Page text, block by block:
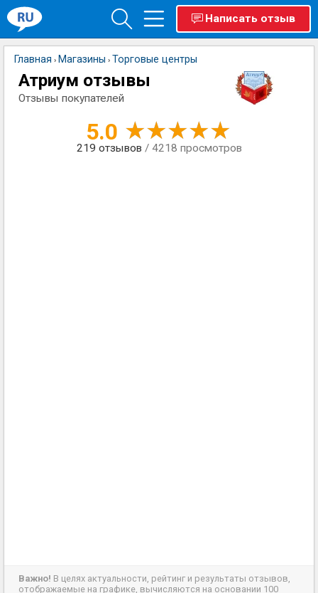
Написать отзыв
Главная › Магазины › Торговые центры
Атриум отзывы
Отзывы покупателей
5.0
219 отзывов / 4218 просмотров
Важно! В целях актуальности, рейтинг и результаты отзывов,
отображаемые на графике, вычисляются на основании 100